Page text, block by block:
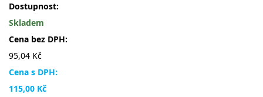
Dostupnost:
Skladem
Cena bez DPH:
95,04 Kč
Cena s DPH:
115,00 Kč